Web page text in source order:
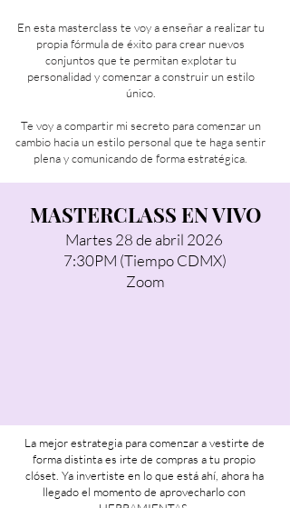
En esta masterclass te voy a enseñar a realizar tu
propia fórmula de éxito para crear nuevos
conjuntos que te permitan explotar tu
personalidad y comenzar a construir un estilo
único.
Te voy a compartir mi secreto para comenzar un
cambio hacia un estilo personal que te haga sentir
plena y comunicando de forma estratégica.
MASTERCLASS EN VIVO
Martes 28 de abril 2026
7:30PM (Tiempo CDMX)
Zoom
La mejor estrategia para comenzar a vestirte de
forma distinta es irte de compras a tu propio
clóset. Ya invertiste en lo que está ahí, ahora ha
llegado el momento de aprovecharlo con